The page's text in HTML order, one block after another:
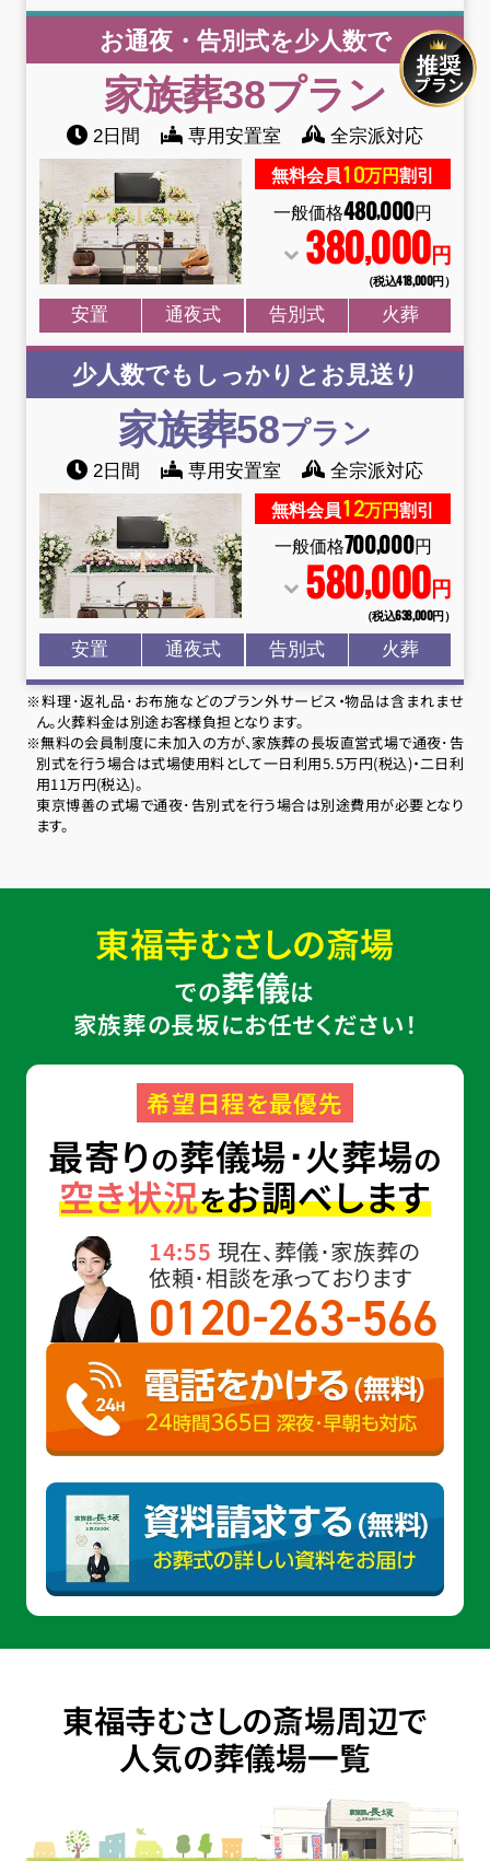
お通夜・告別式を少人数で
家族葬38プラン
2日間 専用安置室 全宗派対応
無料会員10万円割引
一般価格480,000円
380,000円
（税込418,000円）
安置 通夜式 告別式 火葬
少人数でもしっかりとお見送り
家族葬58プラン
2日間 専用安置室 全宗派対応
無料会員12万円割引
一般価格700,000円
580,000円
（税込638,000円）
安置 通夜式 告別式 火葬
※料理･返礼品･お布施などのプラン外サービス・物品は含まれませ
ん。火葬料金は別途お客様負担となります。
※無料の会員制度に未加入の方が、家族葬の長坂直営式場で通夜･告
別式を行う場合は式場使用料として一日利用5.5万円(税込)・二日利
用11万円(税込)。
東京博善の式場で通夜･告別式を行う場合は別途費用が必要となり
ます。
東福寺むさしの斎場
での葬儀は
家族葬の長坂にお任せください！
希望日程を最優先
最寄りの葬儀場･火葬場の
空き状況をお調べします
14:55 現在、葬儀･家族葬の
依頼･相談を承っております
0120-263-566
東福寺むさしの斎場周辺で
人気の葬儀場一覧